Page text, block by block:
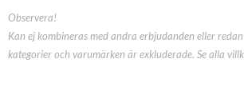
Observera!
Kan ej kombineras med andra erbjudanden eller
kategorier och varumärken är exkluderade. Se alla